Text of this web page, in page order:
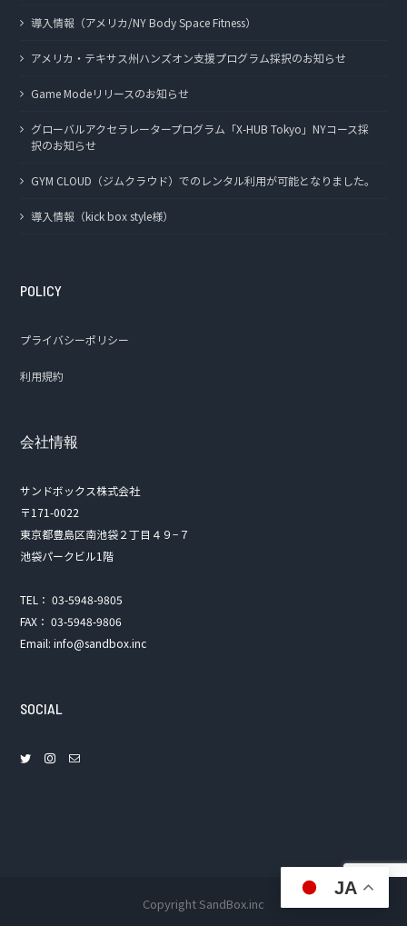
導入情報（アメリカ/NY Body Space Fitness）
アメリカ・テキサス州ハンズオン支援プログラム採択のお知らせ
Game Modeリリースのお知らせ
グローバルアクセラレータープログラム「X-HUB Tokyo」NYコース採
択のお知らせ
GYM CLOUD（ジムクラウド）でのレンタル利用が可能となりました。
導入情報（kick box style様）
POLICY
プライバシーポリシー
利用規約
会社情報
サンドボックス株式会社
〒171-0022
東京都豊島区南池袋２丁目４９−７
池袋パークビル1階
TEL： 03-5948-9805
FAX： 03-5948-9806
Email: info@sandbox.inc
SOCIAL
Copyright SandBox.inc
JA